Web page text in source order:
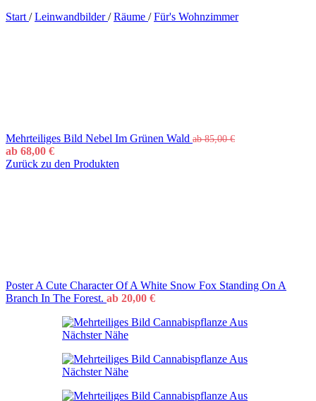
Start / Leinwandbilder/ Räume / Für's Wohnzimmer
Mehrteiliges Bild Nebel Im Grünen Wald ab85,00€
ab 68,00 €
Zurück zu den Produkten
Poster A Cute Character Of A White Snow Fox Standing On A
Branch In The Forest. ab 20,00 €